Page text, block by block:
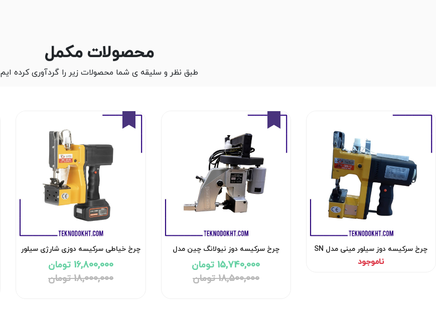
محصولات مکمل
طبق نظر و سلیقه ی شما محصولات زیر را گردآوری کرده ایم
چرخ سرکیسه دوز سیلور مینی مدل SN
GK9-12
ناموجود
15%
چرخ سرکیسه دوز نیولانگ چین مدل
NP-7A
15,740,000 تومان
18,500,000 تومان
7%
چرخ خیاطی سرکیسه دوزی شارژی سیلور
GK9-12B
16,800,000 تومان
18,000,000 تومان